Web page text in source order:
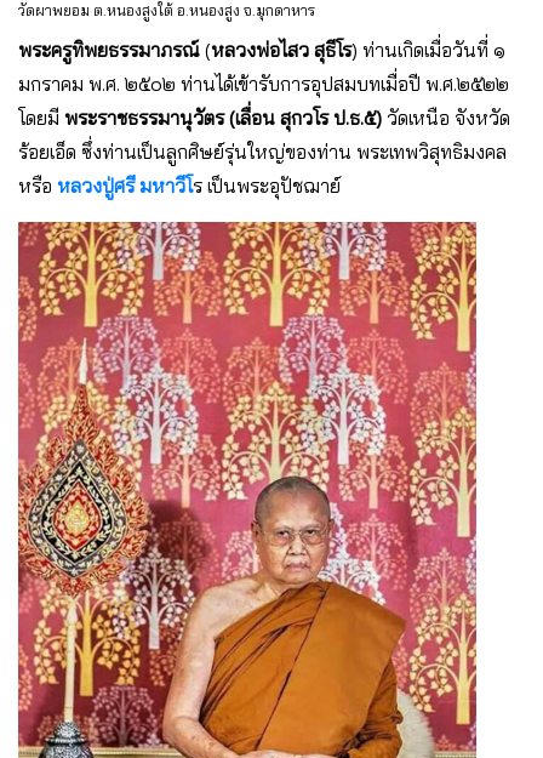
วัดผาพยอม ต.หนองสูงใต้ อ.หนองสูง จ.มุกดาหาร
พระครูทิพยธรรมาภรณ์ (หลวงพ่อไสว สุธีโร) ท่านเกิดเมื่อวันที่ ๑
มกราคม พ.ศ. ๒๕๐๒ ท่านได้เข้ารับการอุปสมบทเมื่อปี พ.ศ.๒๕๒๒
โดยมี พระราชธรรมานุวัตร (เลื่อน สุกวโร ป.ธ.๕) วัดเหนือ จังหวัด
ร้อยเอ็ด ซึ่งท่านเป็นลูกศิษย์รุ่นใหญ่ของท่าน พระเทพวิสุทธิมงคล
หรือ หลวงปู่ศรี มหาวีโร เป็นพระอุปัชฌาย์